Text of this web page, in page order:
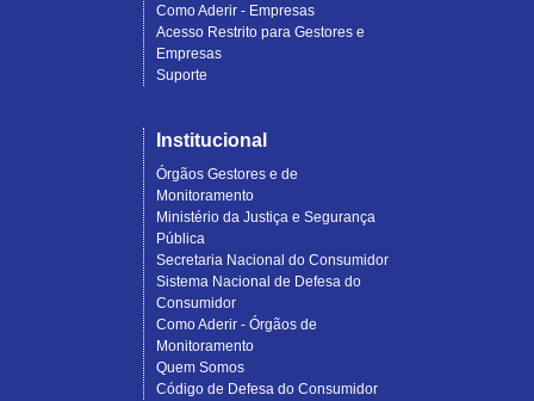
Como Aderir - Empresas
Acesso Restrito para Gestores e
Empresas
Suporte
Institucional
Órgãos Gestores e de
Monitoramento
Ministério da Justiça e Segurança
Pública
Secretaria Nacional do Consumidor
Sistema Nacional de Defesa do
Consumidor
Como Aderir - Órgãos de
Monitoramento
Quem Somos
Código de Defesa do Consumidor